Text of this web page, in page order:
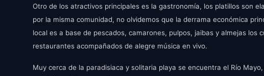
Otro de los atractivos principales es la gastronomía, los platillos son
por la misma comunidad, no olvidemos que la derrama económica
local es a base de pescados, camarones, pulpos, jaibas y almejas los
restaurantes acompañados de alegre música en vivo.
Muy cerca de la paradisiaca y solitaria playa se encuentra el Río